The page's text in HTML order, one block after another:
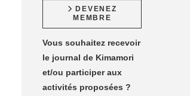
DEVENEZ
MEMBRE
Vous souhaitez recevoir
le journal de Kimamori
et/ou participer aux
activités proposées ?